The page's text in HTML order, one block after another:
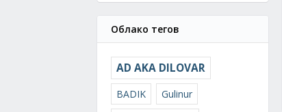
Облако тегов
AD AKA DILOVAR
BADIK Gulinur